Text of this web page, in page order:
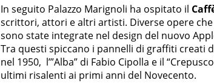
In seguito Palazzo Marignoli ha ospitato il
scrittori, attori e altri artisti. Diverse opere
sono state integrate nel design del nuovo
Tra questi spiccano i pannelli di graffiti creati
nel 1950, l’”Alba” di Fabio Cipolla e il
ultimi risalenti ai primi anni del Novecento.